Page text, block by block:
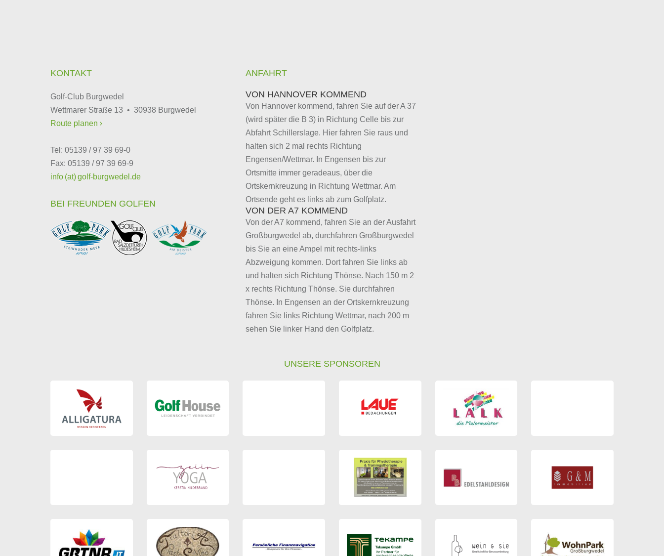
KONTAKT
Golf-Club Burgwedel
Wettmarer Straße 13 • 30938 Burgwedel
Route planen 
Tel: 05139 / 97 39 69-0
Fax: 05139 / 97 39 69-9
info (at) golf-burgwedel.de
BEI FREUNDEN GOLFEN
ANFAHRT
VON HANNOVER KOMMEND
Von Hannover kommend, fahren Sie auf der A 37
(wird später die B 3) in Richtung Celle bis zur
Abfahrt Schillerslage. Hier fahren Sie raus und
halten sich 2 mal rechts Richtung
Engensen/Wettmar. In Engensen bis zur
Ortsmitte immer geradeaus, über die
Ortskernkreuzung in Richtung Wettmar. Am
Ortsende geht es links ab zum Golfplatz.
VON DER A7 KOMMEND
Von der A7 kommend, fahren Sie an der Ausfahrt
Großburgwedel ab, durchfahren Großburgwedel
bis Sie an eine Ampel mit rechts-links
Abzweigung kommen. Dort fahren Sie links ab
und halten sich Richtung Thönse. Nach 150 m 2
x rechts Richtung Thönse. Sie durchfahren
Thönse. In Engensen an der Ortskernkreuzung
fahren Sie links Richtung Wettmar, nach 200 m
sehen Sie linker Hand den Golfplatz.
UNSERE SPONSOREN